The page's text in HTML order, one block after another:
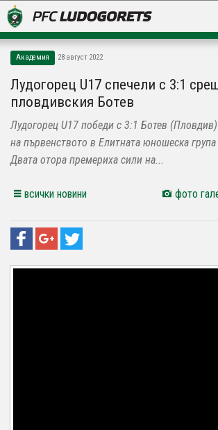
LUDOGORETS TV
НА ТЕРЕНА
СТАДИОН & БАЗИ
Академия 28 август 2022
Лудогорец U17 спечели с 3:1
пловдивския Ботев
Лудогорец U17 победи с 3:1 Ботев
на първенството в Елитната юношеска
Двата отора премериха сили на...
всички новини фото